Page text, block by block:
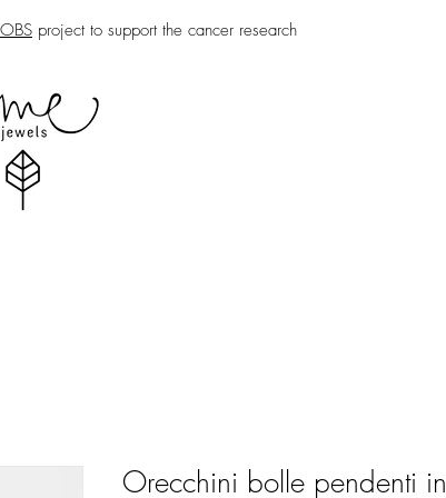
project to support the cancer research
Orecchini bolle pendenti in